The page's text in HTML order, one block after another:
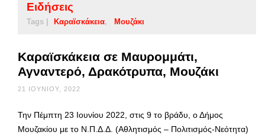
Ειδήσεις
Tags | Καραϊσκάκεια Μουζάκι
Καραϊσκάκεια σε Μαυρομμάτι,
Αγναντερό, Δρακότρυπα, Μουζάκι
21 ΙΟΥΝΊΟΥ, 2022
Την Πέμπτη 23 Ιουνίου 2022, στις 9 το βράδυ, ο Δήμος
Μουζακίου με το Ν.Π.Δ.Δ. (Αθλητισμός – Πολιτισμός-Νεότητα)